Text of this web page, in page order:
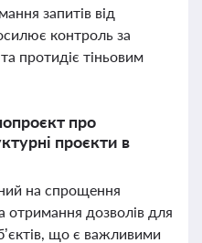
запитів від
контроль за
протидіє тіньовим
про
проєкти в
на спрощення
отримання дозволів для
що є важливими